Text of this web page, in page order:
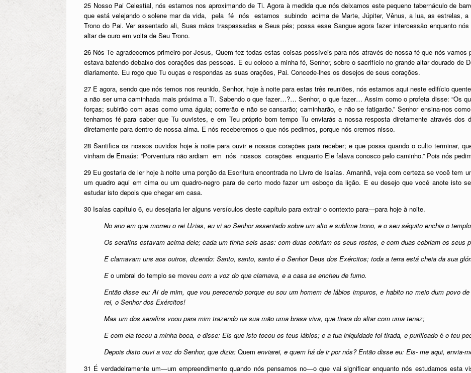
25 Nosso Pai Celestial, nós estamos nos aproximando de Ti. Agora à medida que nós deixamos este pequeno tabernáculo de
que está velejando o solene mar da vida, pela fé nós estamos subindo acima de Marte, Júpiter, Vênus, a lua, as estrelas, a
Trono do Pai. Ver assentado ali, Suas mãos traspassadas e Seus pés; possa esse Sangue agora fazer intercessão enquanto
altar de ouro em volta de Seu Trono.
26 Nós Te agradecemos primeiro por Jesus, Quem fez todas estas coisas possíveis para nós através de nossa fé que nós
estava batendo debaixo dos corações das pessoas. E eu coloco a minha fé, Senhor, sobre o sacrifício no grande altar dourado de
diariamente. Eu rogo que Tu ouças e respondas as suas orações, Pai. Concede-lhes os desejos de seus corações.
27 E agora, sendo que nós temos nos reunido, Senhor, hoje à noite para estas três reuniões, nós estamos aqui neste edifício
a não ser uma caminhada mais próxima a Ti. Sabendo o que fazer…?… Senhor, o que fazer… Assim como o profeta disse: “Os
forças; subirão com asas como uma águia; correrão e não se cansarão; caminharão, e não se fatigarão.” Senhor ensina-nos
tenhamos fé para saber que Tu ouvistes, e em Teu próprio bom tempo Tu enviarás a nossa resposta diretamente através dos
diretamente para dentro de nossa alma. E nós receberemos o que nós pedimos, porque nós cremos nisso.
28 Santifica os nossos ouvidos hoje à noite para ouvir e nossos corações para receber; e que possa quando o culto terminar,
vinham de Emaús: “Porventura não ardiam em nós nossos corações enquanto Ele falava conosco pelo caminho.” Pois nós
29 Eu gostaria de ler hoje à noite uma porção da Escritura encontrada no Livro de Isaías. Amanhã, veja com certeza se você tem
um quadro aqui em cima ou um quadro-negro para de certo modo fazer um esboço da lição. E eu desejo que você anote isto
estudar isto depois que chegar em casa.
30 Isaías capítulo 6, eu desejaria ler alguns versículos deste capítulo para extrair o contexto para—para hoje à noite.
No ano em que morreu o rei Uzias, eu vi ao Senhor assentado sobre um alto e sublime trono, e o seu séquito enchia o
Os serafins estavam acima dele; cada um tinha seis asas: com duas cobriam os seus rostos, e com duas cobriam os seus
E clamavam uns aos outros, dizendo: Santo, santo, santo é o Senhor Deus dos Exércitos; toda a terra está cheia da sua
E o umbral do templo se moveu com a voz do que clamava, e a casa se encheu de fumo.
Então disse eu: Ai de mim, que vou perecendo porque eu sou um homem de lábios impuros, e habito no meio dum povo
rei, o Senhor dos Exércitos!
Mas um dos serafins voou para mim trazendo na sua mão uma brasa viva, que tirara do altar com uma tenaz;
E com ela tocou a minha boca, e disse: Eis que isto tocou os teus lábios; e a tua iniquidade foi tirada, e purificado é o teu
Depois disto ouvi a voz do Senhor, que dizia: Quem enviarei, e quem há de ir por nós? Então disse eu: Eis- me aqui, envia-
31 É verdadeiramente um—um empreendimento quando nós pensamos no—o que vai significar enquanto nós estudamos